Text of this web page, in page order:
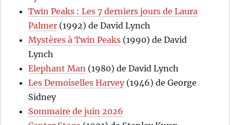
Twin Peaks : Les 7 derniers jours de Laura
Palmer (1992) de David Lynch
Mystères à Twin Peaks (1990) de David
Lynch
Elephant Man (1980) de David Lynch
Les Demoiselles Harvey(1946) de George
Sidney
Sommaire de juin 2026